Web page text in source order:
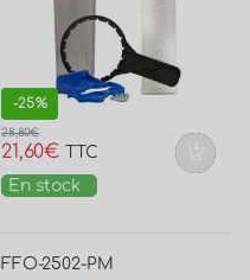
-25%
21,60€
28,80€
TTC
En stock
FFO-2502-PM